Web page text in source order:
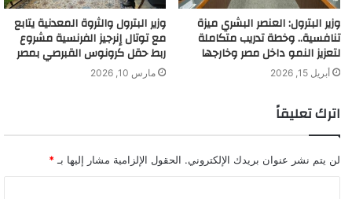
وزير البترول: العنصر البشري ميزة
تنافسية.. وخطة تدريب متكاملة
لتعزيز النمو داخل مصر وخارجها
أبريل 15, 2026
وزير البترول والثروة المعدنية يتابع
مع توتال إنرجيز الفرنسية مشروع
ربط حقل كرونوس القبرصي بمصر
مارس 10, 2026
اترك تعليقاً
لن يتم نشر عنوان بريدك الإلكتروني. الحقول الإلزامية مشار إليها بـ *